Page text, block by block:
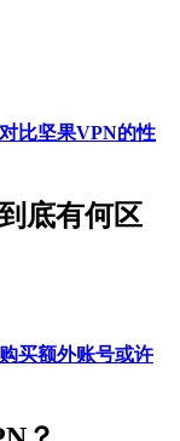
比坚果VPN的性
底有何区
买额外账号或许